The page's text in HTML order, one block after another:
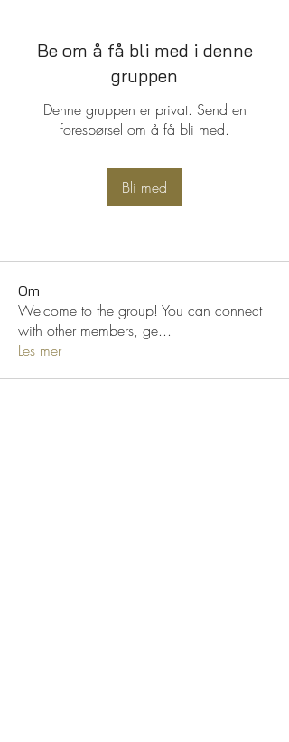
Be om å få bli med i denne
gruppen
Denne gruppen er privat. Send en
forespørsel om å få bli med.
Bli med
Om
Welcome to the group! You can connect
with other members, ge...
Les mer